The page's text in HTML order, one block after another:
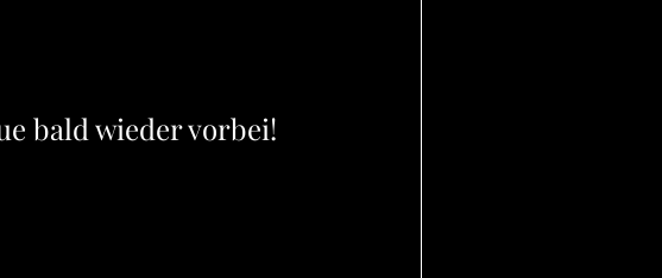
bald wieder vorbei!